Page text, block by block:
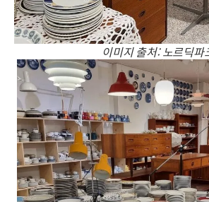
이미지 출처: 노르딕파